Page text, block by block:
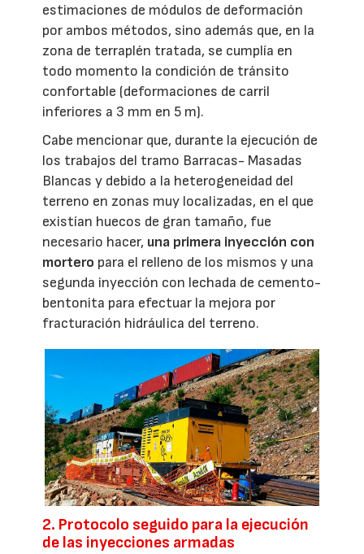
estimaciones de módulos de deformación
por ambos métodos, sino además que, en la
zona de terraplén tratada, se cumplía en
todo momento la condición de tránsito
confortable (deformaciones de carril
inferiores a 3 mm en 5 m).
Cabe mencionar que, durante la ejecución de
los trabajos del tramo Barracas- Masadas
Blancas y debido a la heterogeneidad del
terreno en zonas muy localizadas, en el que
existían huecos de gran tamaño, fue
necesario hacer, una primera inyección con
mortero para el relleno de los mismos y una
segunda inyección con lechada de cemento-
bentonita para efectuar la mejora por
fracturación hidráulica del terreno.
2. Protocolo seguido para la ejecución
de las inyecciones armadas